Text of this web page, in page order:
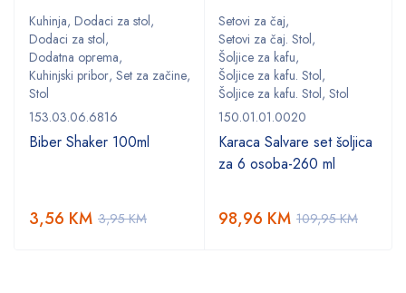
Kuhinja, Dodaci za stol,
Dodaci za stol,
Dodatna oprema,
Kuhinjski pribor, Set za začine,
Stol
153.03.06.6816
Biber Shaker 100ml
3,95KM
3,56 KM
Setovi za čaj,
Setovi za čaj. Stol,
Šoljice za kafu,
Šoljice za kafu. Stol,
Šoljice za kafu. Stol, Stol
150.01.01.0020
Karaca Salvare set šoljica
za 6 osoba-260 ml
109,95KM
98,96 KM